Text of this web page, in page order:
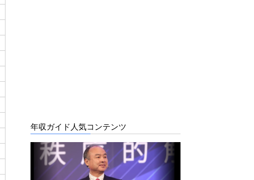
年収ガイド人気コンテンツ